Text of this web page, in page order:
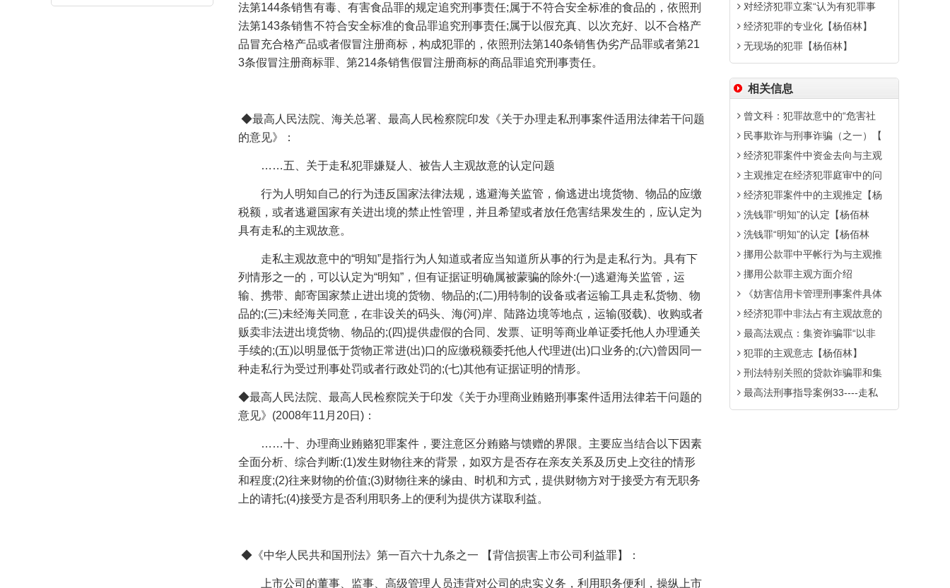
法第144条销售有毒、有害食品罪的规定追究刑事责任;属于不符合安全标准的食品的，依照刑
法第143条销售不符合安全标准的食品罪追究刑事责任;属于以假充真、以次充好、以不合格产
品冒充合格产品或者假冒注册商标，构成犯罪的，依照刑法第140条销售伪劣产品罪或者第21
3条假冒注册商标罪、第214条销售假冒注册商标的商品罪追究刑事责任。
◆最高人民法院、海关总署、最高人民检察院印发《关于办理走私刑事案件适用法律若干问题
的意见》
：
……五、关于走私犯罪嫌疑人、被告人主观故意的认定问题
行为人明知自己的行为违反国家法律法规，逃避海关监管，偷逃进出境货物、物品的应缴
税额，或者逃避国家有关进出境的禁止性管理，并且希望或者放任危害结果发生的，应认定为
具有走私的主观故意。
走私主观故意中的“明知”是指行为人知道或者应当知道所从事的行为是走私行为。具有下
列情形之一的，可以认定为“明知”，但有证据证明确属被蒙骗的除外:(一)逃避海关监管，运
输、携带、邮寄国家禁止进出境的货物、物品的;(二)用特制的设备或者运输工具走私货物、物
品的;(三)未经海关同意，在非设关的码头、海(河)岸、陆路边境等地点，运输(驳载) 、收购或者
贩卖非法进出境货物、物品的;(四)提供虚假的合同、发票、证明等商业单证委托他人办理通关
手续的;(五)以明显低于货物正常进(出)口的应缴税额委托他人代理进(出)口业务的;(六)曾因同一
种走私行为受过刑事处罚或者行政处罚的;(七)其他有证据证明的情形。
◆最高人民法院、最高人民检察院关于印发《关于办理商业贿赂刑事案件适用法律若干问题的
意见》 (2008年11 月 20日 ) ：
……十、办理商业贿赂犯罪案件，要注意区分贿赂与馈赠的界限。主要应当结合以下因素
全面分析、综合判断:(1)发生财物往来的背景，如双方是否存在亲友关系及历史上交往的情形
和程度;(2)往来财物的价值;(3)财物往来的缘由、时机和方式，提供财物方对于接受方有无职务
上的请托;(4)接受方是否利用职务上的便利为提供方谋取利益。
◆ 《中华人民共和国刑法》第一百六十九条之一 【背信损害上市公司利益罪】 ：
上市公司的董事、监事、高级管理人员违背对公司的忠实义务，利用职务便利，操纵上市
对经济犯罪立案“认为有犯罪事
经济犯罪的专业化【杨佰林】
无现场的犯罪【杨佰林】
相关信息
曾文科：犯罪故意中的“危害社
民事欺诈与刑事诈骗（之一）【
经济犯罪案件中资金去向与主观
主观推定在经济犯罪庭审中的问
经济犯罪案件中的主观推定【杨
洗钱罪“明知”的认定【杨佰林
洗钱罪“明知”的认定【杨佰林
挪用公款罪中平帐行为与主观推
挪用公款罪主观方面介绍
《妨害信用卡管理刑事案件具体
经济犯罪中非法占有主观故意的
最高法观点：集资诈骗罪“以非
犯罪的主观意志【杨佰林】
刑法特别关照的贷款诈骗罪和集
最高法刑事指导案例33----走私